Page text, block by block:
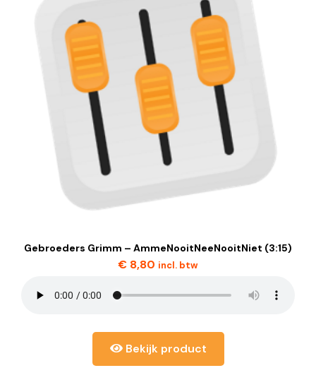
Gebroeders Grimm – AmmeNooitNeeNooitNiet (3:15)
€ 8,80 incl. btw
Bekijk product